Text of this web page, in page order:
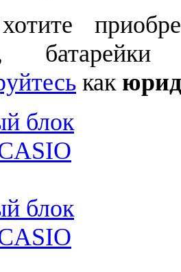
как